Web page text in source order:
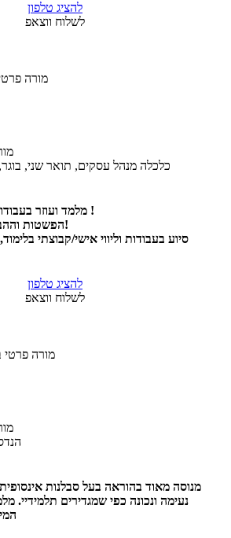
להציג טלפון
לשלוח ווצאפ
כלכלה מנהל עסקים, תואר שני,
מלמד ועוזר בעבודות בדרך להצלחה שלכם !
הפשטות וההבנה מנצחת! בהתחייבות!
סיוע בעבודות וליווי אישי/קבוצתי
להציג טלפון
לשלוח ווצאפ
מנוסה מאוד בהוראה בעל סבלנות
נעימה ונכונה כפי שמגדירים תלמידיי.